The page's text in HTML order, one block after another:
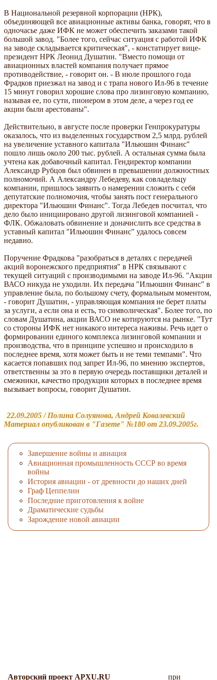
В Национальной резервной корпорации (НРК),
объединяющей все авиационные активы банка, говорят, что в
одночасье даже ИФК не может обеспечить заказами такой
большой завод. "Более того, сейчас ситуация с работой ИФК
на заводе складывается критическая", - констатирует вице-
президент НРК Леонид Душатин. "Вместо помощи от
авиационных властей компания получает прямое
противодействие, - говорит он. - В июле прошлого года
Фрадков приезжал на завод и с трапа нового Ил-96 в течение
15 минут говорил хорошие слова про лизинговую компанию,
называя ее, по сути, пионером в этом деле, а через год ее
акции были арестованы".
Действительно, в августе после проверки Генпрокуратуры
оказалось, что из выделенных государством 2,5 млрд. рублей
на увеличение уставного капитала "Ильюшин Финанс"
пошло лишь около 200 тыс. рублей. А остальная сумма была
учтена как добавочный капитал. Гендиректор компании
Александр Рубцов был обвинен в превышении должностных
полномочий. А Александру Лебедеву, как совладельцу
компании, пришлось заявить о намерении сложить с себя
депутатские полномочия, чтобы занять пост генерального
директора "Ильюшин Финанс". Тогда Лебедев посчитал, что
дело было инициировано другой лизинговой компанией -
ФЛК. Обжаловать обвинение и доначислить все средства в
уставный капитал "Ильюшин Финанс" удалось совсем
недавно.
Поручение Фрадкова "разобраться в деталях с передачей
акций воронежского предприятия" в НРК связывают с
текущей ситуаций с производимыми на заводе Ил-96. "Акции
ВАСО никуда не уходили. Их передача "Ильюшин Финанс" в
управление была, по большому счету, формальным моментом,
- говорит Душатин, - управляющая компания не берет платы
за услуги, а если она и есть, то символическая". Более того, по
словам Душатина, акции ВАСО не котируются на рынке. "Тут
со стороны ИФК нет никакого интереса наживы. Речь идет о
формировании единого комплекса лизинговой компании и
производства, что в принципе успешно и происходило в
последнее время, хотя может быть и не теми темпами". Что
касается попавших под запрет Ил-96, по мнению экспертов,
ответственны за это в первую очередь поставщики деталей и
смежники, качество продукции которых в последнее время
вызывает вопросы, говорит Душатин.
22.09.2005 / Полина Солуянова, Андрей Ковалевский
Материал опубликован в "Газете" №180 от 23.09.2005г.
Завершение войны и авиация
Авиационная промышленность СССР во время
войны
История авиации - от древности до наших дней
Граф Цеппелин
Последние приготовления к войне
Драматические судьбы
Зарождение новой авиации
Авторский проект APXU.RU при